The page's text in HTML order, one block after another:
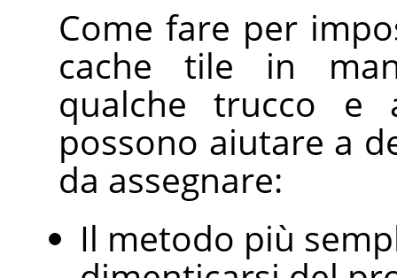
Come fare per
cache tile in
qualche trucco e
possono aiutare a
da assegnare:
Il metodo più